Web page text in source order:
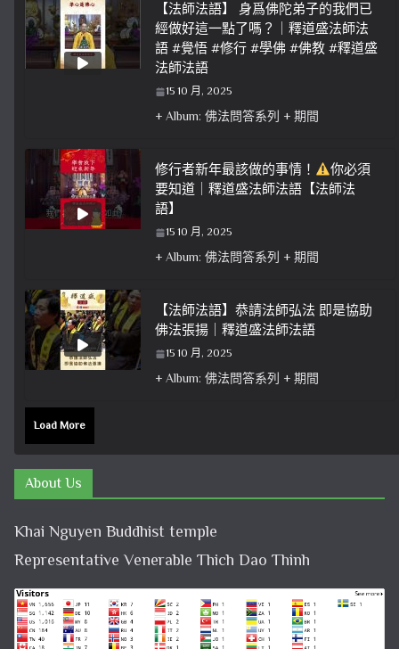
【法師法語】 身爲佛陀弟子的我們已
經做好這一點了嗎？｜釋道盛法師法
語 #覺悟 #修行 #學佛 #佛教 #釋道盛
法師法語
15 10 月, 2025
+ Album: 佛法問答系列 + 期間
修行者新年最該做的事情！
你必須
要知道｜釋道盛法師法語【法師法
語】
15 10 月, 2025
+ Album: 佛法問答系列 + 期間
【法師法語】恭請法師弘法 即是協助
佛法張揚｜釋道盛法師法語
15 10 月, 2025
+ Album: 佛法問答系列 + 期間
Load More
About Us
Khai Nguyen Buddhist temple
Representative Venerable Thich Dao Thinh